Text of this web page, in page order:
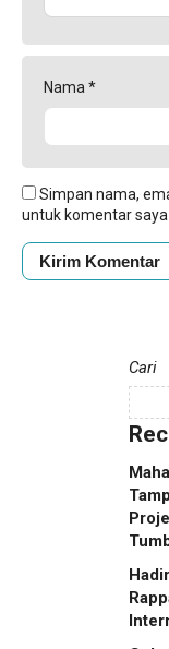
Nama *
Simpan nama,
untuk komentar saya
Cari